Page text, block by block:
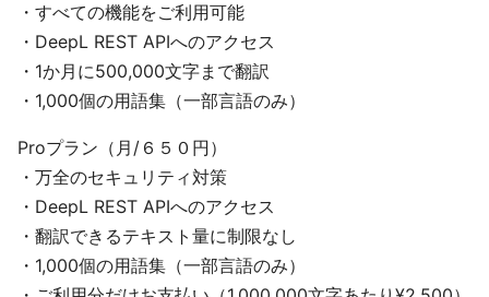
・すべての機能をご利用可能
・DeepL REST APIへのアクセス
・1か月に500,000文字まで翻訳
・1,000個の用語集（一部言語のみ）
Proプラン（月/６５０円）
・万全のセキュリティ対策
・DeepL REST APIへのアクセス
・翻訳できるテキスト量に制限なし
・1,000個の用語集（一部言語のみ）